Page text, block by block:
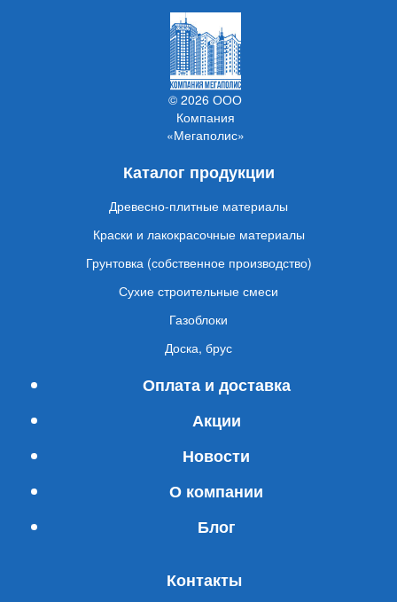
© 2026 ООО
Компания
«Мегаполис»
Каталог продукции
Древесно-плитные материалы
Краски и лакокрасочные материалы
Грунтовка (собственное производство)
Сухие строительные смеси
Газоблоки
Доска, брус
Оплата и доставка
Акции
Новости
О компании
Блог
Контакты